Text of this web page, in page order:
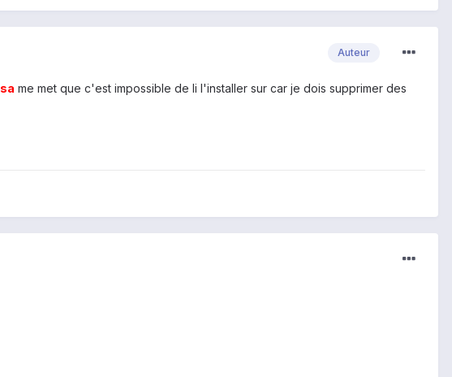
Auteur
sa me met que c'est impossible de li l'installer sur car je dois supprimer des